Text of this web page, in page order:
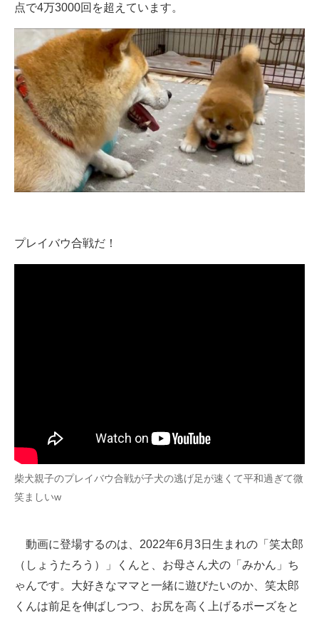
スマホと通信の最新トレンド
進化するPCとデバイスの未来
好きが集まる 比べて選べる
ビジネスと働き方のヒント
AI活用のいまが分かる
企業ITのトレンドを詳説
経営リーダーのコミュニティ
電子設計の基本と応用
建設×テクノロジーの最前線
点で4万3000回を超えています。
プレイバウ合戦だ！
柴犬親子のプレイバウ合戦が子犬の逃げ足が速くて平和過ぎて微
笑ましいw
動画に登場するのは、2022年6月3日生まれの「笑太郎
（しょうたろう）」くんと、お母さん犬の「みかん」ち
ゃんです。大好きなママと一緒に遊びたいのか、笑太郎
くんは前足を伸ばしつつ、お尻を高く上げるポーズをと